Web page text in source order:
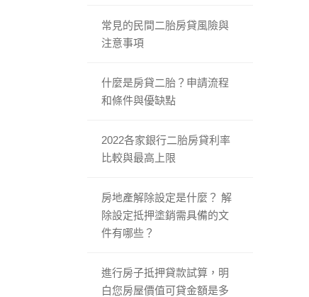
常見的民間二胎房貸風險與
注意事項
什麼是房貸二胎？申請流程
和條件與優缺點
2022各家銀行二胎房貸利率
比較與最高上限
房地產解除設定是什麼？ 解
除設定抵押塗銷需具備的文
件有哪些？
進行房子抵押貸款試算，明
白您房屋價值可貸金額是多